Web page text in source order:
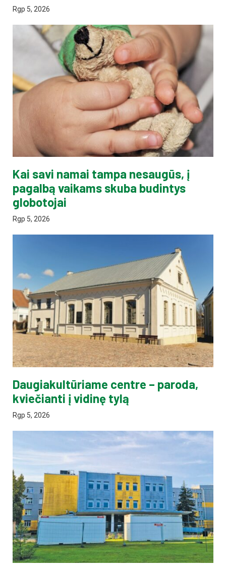
Rgp 5, 2026
Kai savi namai tampa nesaugūs, į
pagalbą vaikams skuba budintys
globotojai
Rgp 5, 2026
Daugiakultūriame centre – paroda,
kviečianti į vidinę tylą
Rgp 5, 2026